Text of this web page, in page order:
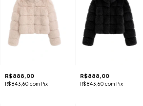
R$888,00
R$843,60 com Pix
R$888,00
R$843,60com Pix